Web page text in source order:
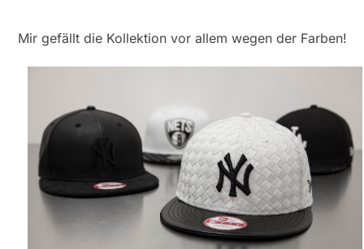
Mir gefällt die Kollektion vor allem wegen der Farben!